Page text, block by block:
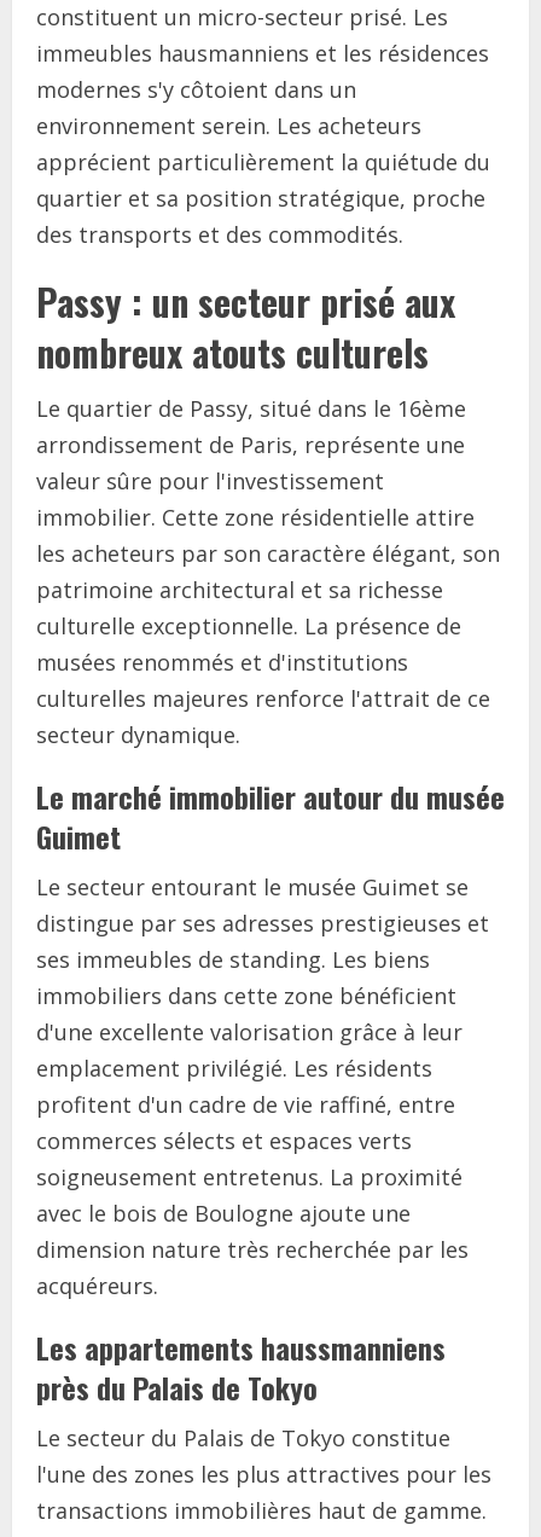
constituent un micro-secteur prisé. Les
immeubles hausmanniens et les résidences
modernes s'y côtoient dans un
environnement serein. Les acheteurs
apprécient particulièrement la quiétude du
quartier et sa position stratégique, proche
des transports et des commodités.
Passy : un secteur prisé aux
nombreux atouts culturels
Le quartier de Passy, situé dans le 16ème
arrondissement de Paris, représente une
valeur sûre pour l'investissement
immobilier. Cette zone résidentielle attire
les acheteurs par son caractère élégant, son
patrimoine architectural et sa richesse
culturelle exceptionnelle. La présence de
musées renommés et d'institutions
culturelles majeures renforce l'attrait de ce
secteur dynamique.
Le marché immobilier autour du musée
Guimet
Le secteur entourant le musée Guimet se
distingue par ses adresses prestigieuses et
ses immeubles de standing. Les biens
immobiliers dans cette zone bénéficient
d'une excellente valorisation grâce à leur
emplacement privilégié. Les résidents
profitent d'un cadre de vie raffiné, entre
commerces sélects et espaces verts
soigneusement entretenus. La proximité
avec le bois de Boulogne ajoute une
dimension nature très recherchée par les
acquéreurs.
Les appartements haussmanniens
près du Palais de Tokyo
Le secteur du Palais de Tokyo constitue
l'une des zones les plus attractives pour les
transactions immobilières haut de gamme.